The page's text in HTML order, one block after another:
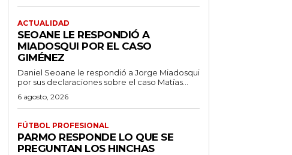
ACTUALIDAD
SEOANE LE RESPONDIÓ A
MIADOSQUI POR EL CASO
GIMÉNEZ
Daniel Seoane le respondió a Jorge Miadosqui
por sus declaraciones sobre el caso Matías...
6 agosto, 2026
FÚTBOL PROFESIONAL
PARMO RESPONDE LO QUE SE
PREGUNTAN LOS HINCHAS